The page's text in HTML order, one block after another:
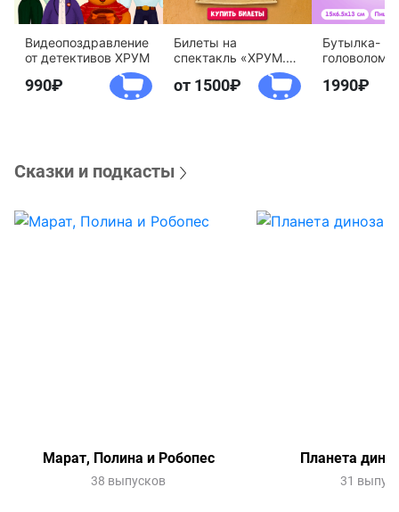
Видеопоздравление
от детективов ХРУМ
990
Билеты на
спектакль «ХРУМ.
Осторожно, Чудо-
Юдо!»
от 1500
Бутылка-
агентство
1990
Сказки и подкасты
Марат, Полина и Робопес
38 выпусков
Планета
31